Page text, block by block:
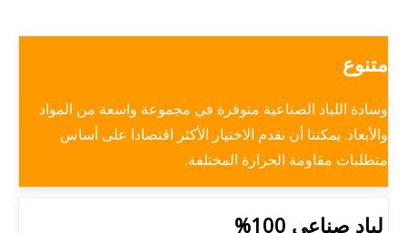
متنوع
وسادة اللباد الصناعية متوفرة في مجموعة واسعة من المواد
والأبعاد. يمكننا أن نقدم الاختيار الأكثر اقتصادا على أساس
متطلبات مقاومة الحرارة المختلفة.
لباد صناعي 100%